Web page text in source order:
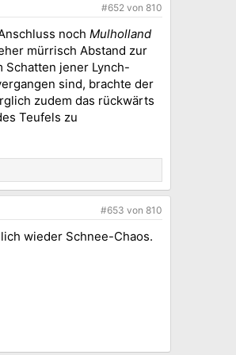
#652 von 810
noch Mulholland
mürrisch Abstand zur
Schatten jener Lynch-
sind, brachte der
zudem das rückwärts
Teufels zu
#653 von 810
wieder Schnee-Chaos.